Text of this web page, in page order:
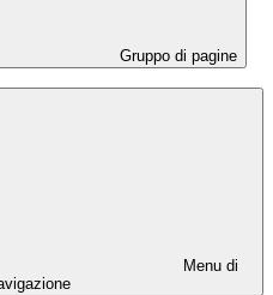
Gruppo di pagine
Menu di